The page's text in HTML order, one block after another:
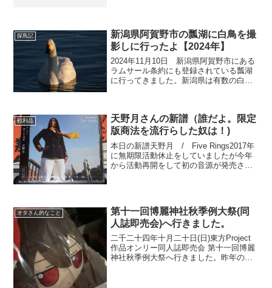
会いたいと思っていました...
探鳥記
新潟県阿賀野市の瓢湖に白鳥を撮
影しに行ったよ【2024年】
2024年11月10日 新潟県阿賀野市にある
ラムサール条約にも登録されている瓢湖
に行ってきました。新潟県は有数の白鳥
方がオススメ...
戦利品
天野月さんの新譜（誰だよ。限定
版商法を流行らした奴は！)
本日の新譜天野月 / Five Rings2017年
に無期限活動休止をしていましたが今年
から活動再開をして初の音源が発売され
オタさん的なこと
第十一回博麗神社秋季例大祭(同
人誌即売会)へ行きました。
二千二十四年十月二十日(日)東方Project
作品オンリー同人誌即売会 第十一回博麗
神社秋季例大祭へ行きました。昨年の秋